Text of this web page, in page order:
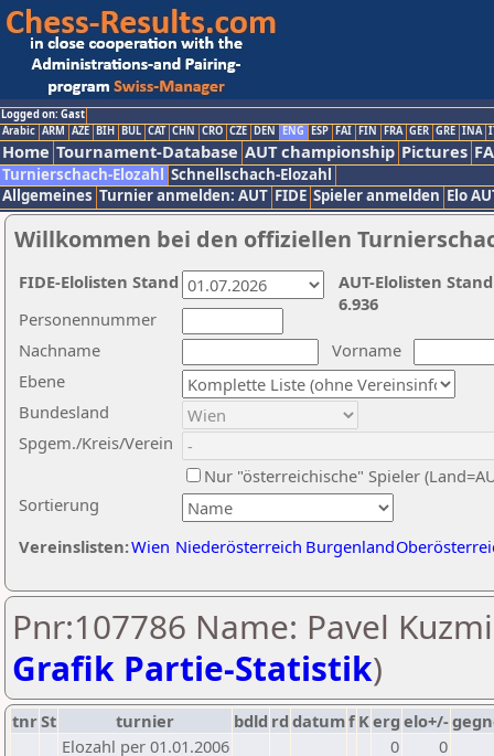
Logged on: Gast
Arabic ARM AZE BIH BUL CAT CHN CRO CZE DEN ENG ESP FAI FIN FRA GER GRE INA
Home Tournament-Database AUT championship Pictures
Turnierschach-Elozahl Schnellschach-Elozahl
Allgemeines Turnier anmelden: AUT FIDE Spieler anmelden Elo
Willkommen bei den offiziellen
Nachname
Vorname
Ebene
Sortierung
Personennummer
Bundesland
Spgem./Kreis/Verein
Nur "österreichische" Spieler
Vereinslisten:Wien Niederösterreich Burgenland
AUT-Elolisten
6.936
FIDE-Elolisten Stand
Pnr:107786 Name: Pavel
Grafik Partie-Statistik)
tnrSt turnier bdld rd datumf Kerg elo+/-
Elozahl per 01.01.2006
0
0